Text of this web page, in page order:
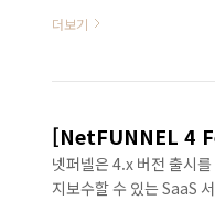
시스템을 보호할 수 있을
폭증하는 트래픽을 제어
더보기
[NetFUNNEL 4
넷퍼넬은 4.x 버전 출시
지보수할 수 있는 SaaS